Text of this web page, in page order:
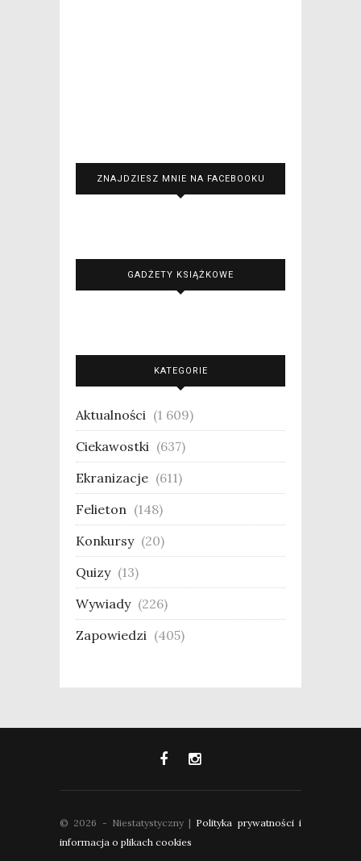
ZNAJDZIESZ MNIE NA FACEBOOKU
GADŻETY KSIĄŻKOWE
KATEGORIE
Aktualności (1 609)
Ciekawostki (637)
Ekranizacje (611)
Felieton (148)
Konkursy (20)
Quizy (13)
Wywiady (226)
Zapowiedzi (405)
© 2026 - Niestatystyczny | Polityka prywatności i
informacja o plikach cookies